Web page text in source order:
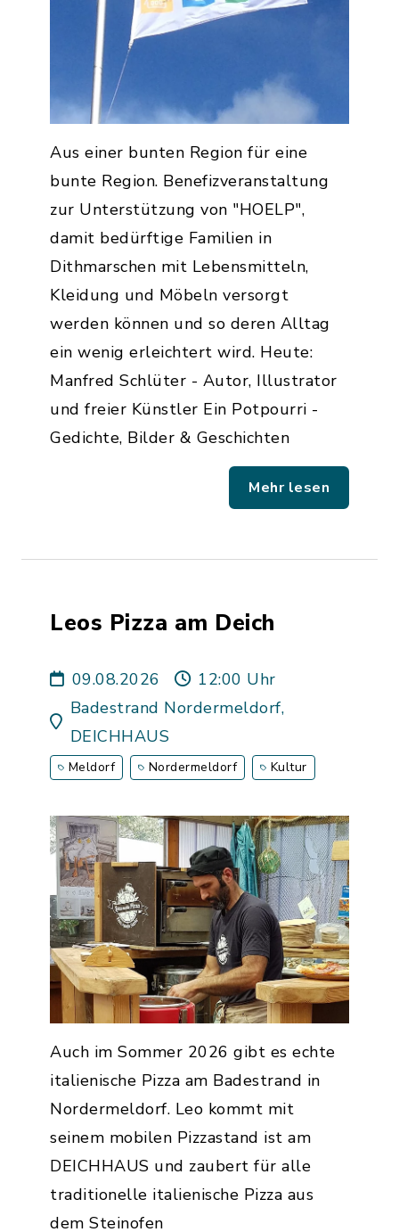
Aus einer bunten Region für eine
bunte Region. Benefizveranstaltung
zur Unterstützung von "HOELP",
damit bedürftige Familien in
Dithmarschen mit Lebensmitteln,
Kleidung und Möbeln versorgt
werden können und so deren Alltag
ein wenig erleichtert wird. Heute:
Manfred Schlüter - Autor, Illustrator
und freier Künstler Ein Potpourri -
Gedichte, Bilder & Geschichten
Mehr lesen
Leos Pizza am Deich
09.08.2026
12:00 Uhr
Badestrand Nordermeldorf,
DEICHHAUS
Meldorf Nordermeldorf Kultur
Auch im Sommer 2026 gibt es echte
italienische Pizza am Badestrand in
Nordermeldorf. Leo kommt mit
seinem mobilen Pizzastand ist am
DEICHHAUS und zaubert für alle
traditionelle italienische Pizza aus
dem Steinofen